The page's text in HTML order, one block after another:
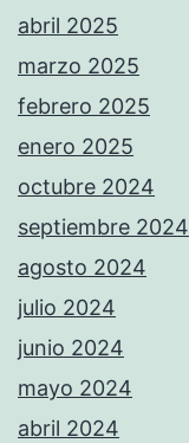
abril 2025
marzo 2025
febrero 2025
enero 2025
octubre 2024
septiembre 2024
agosto 2024
julio 2024
junio 2024
mayo 2024
abril 2024